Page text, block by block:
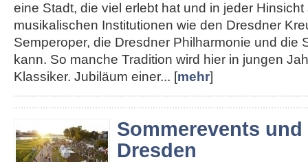
eine Stadt, die viel erlebt hat und in jeder
musikalischen Institutionen wie den Dresdner
Semperoper, die Dresdner Philharmonie und die
kann. So manche Tradition wird hier in jungen
Klassiker. Jubiläum einer... [mehr]
Sommerevents
Dresden